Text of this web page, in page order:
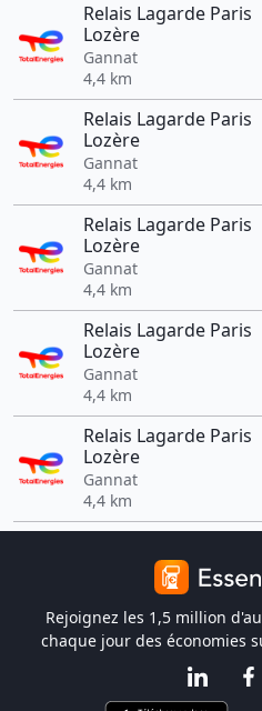
Relais Lagarde Paris
Lozère
Gannat
4,4 km
Relais Lagarde Paris
Lozère
Gannat
4,4 km
Relais Lagarde Paris
Lozère
Gannat
4,4 km
Relais Lagarde Paris
Lozère
Gannat
4,4 km
Relais Lagarde Paris
Lozère
Gannat
4,4 km
Rejoignez les 1,5 million
chaque jour des économies